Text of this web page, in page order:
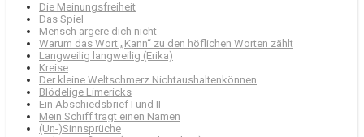
Die Meinungsfreiheit
Das Spiel
Mensch ärgere dich nicht
Warum das Wort „Kann“ zu den höflichen Worten zählt
Langweilig langweilig (Erika)
Kreise
Der kleine Weltschmerz Nichtaushaltenkönnen
Blödelige Limericks
Ein Abschiedsbrief I und II
Mein Schiff trägt einen Namen
(Un-)Sinnsprüche